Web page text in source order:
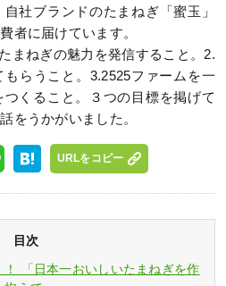
社ブランドのたまねぎ「蜜玉」
者に届けています。
まねぎの魅力を発信すること。2.
らうこと。3.2525ファームを一
くること。３つの目標を掲げて
をうかがいました。
URLをコピー
目次
「日本一おいしいたまねぎを作